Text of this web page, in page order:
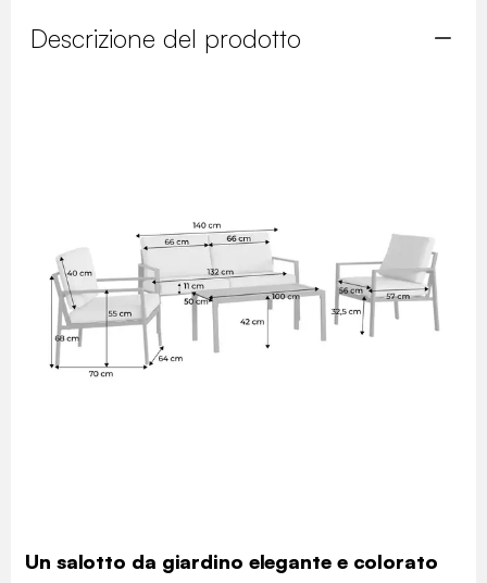
Descrizione del prodotto
Un salotto da giardino elegante e colorato